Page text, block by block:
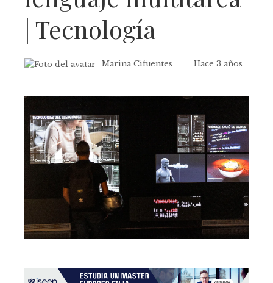
| Tecnología
Marina Cifuentes Hace 3 años